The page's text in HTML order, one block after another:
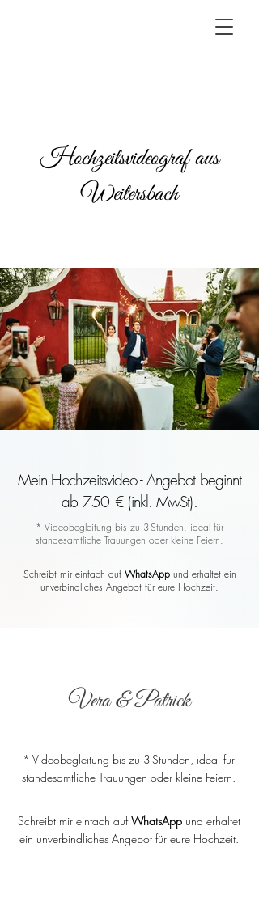
Hochzeitsvideograf aus
Weitersbach
Mein Hochzeitsvideo - Angebot beginnt
ab 750 € (inkl. MwSt).
* Videobegleitung bis zu 3 Stunden, ideal für
standesamtliche Trauungen oder kleine Feiern.
Schreibt mir einfach auf WhatsAppund erhaltet ein
unverbindliches Angebot für eure Hochzeit.
Vera & Patrick
* Videobegleitung bis zu 3 Stunden, ideal für
standesamtliche Trauungen oder kleine Feiern.
Schreibt mir einfach aufWhatsAppund erhaltet
ein unverbindliches Angebot für eure Hochzeit.